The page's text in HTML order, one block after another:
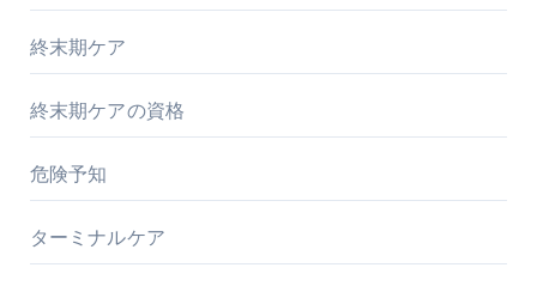
終末期ケア
終末期ケアの資格
危険予知
ターミナルケア